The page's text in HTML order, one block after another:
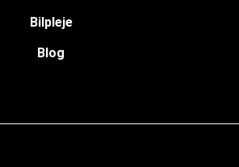
Bilpleje
Blog